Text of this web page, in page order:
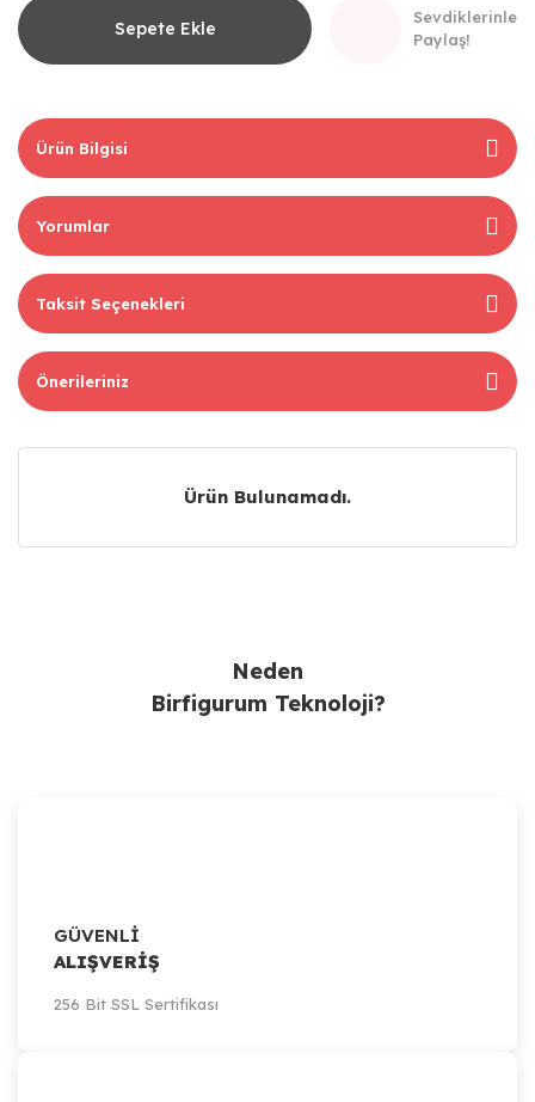
Sepete Ekle
Sevdiklerinle
Paylaş!
Ürün Bilgisi
Yorumlar
Taksit Seçenekleri
Önerileriniz
Ürün Bulunamadı.
Neden
Birfigurum Teknoloji?
GÜVENLİ
ALIŞVERİŞ
256 Bit SSL Sertifikası